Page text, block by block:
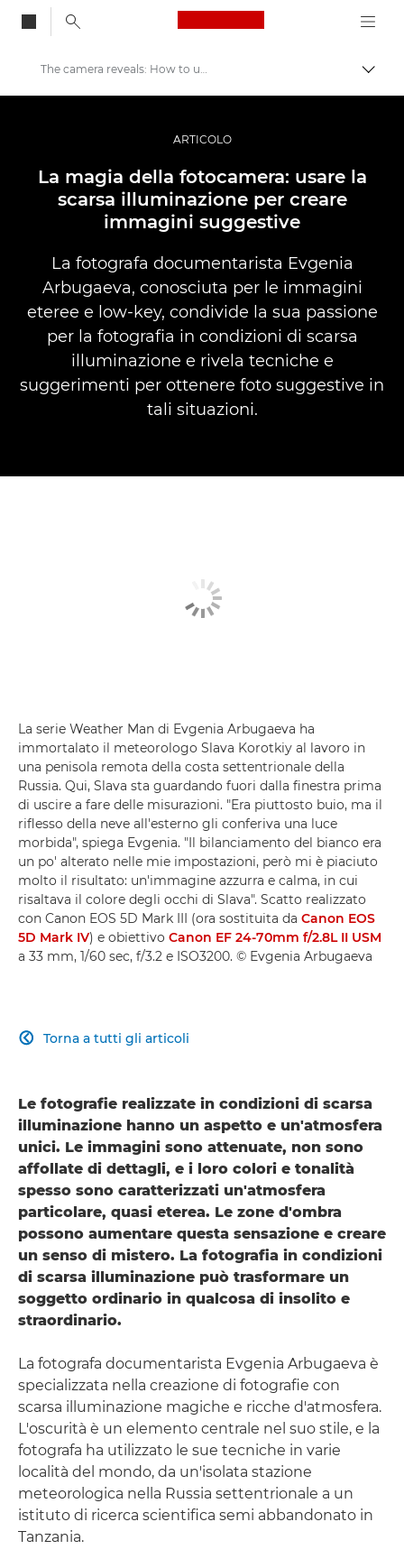
Canon Logo, back
Fotografia e video professionali
Storie
The camera reveals: How to use low light to create atmospheric images
ARTICOLO
La magia della fotocamera: usare la
scarsa illuminazione per creare
immagini suggestive
La fotografa documentarista Evgenia
Arbugaeva, conosciuta per le immagini
eteree e low-key, condivide la sua passione
per la fotografia in condizioni di scarsa
illuminazione e rivela tecniche e
suggerimenti per ottenere foto suggestive in
tali situazioni.
La serie Weather Man di Evgenia Arbugaeva ha
immortalato il meteorologo Slava Korotkiy al lavoro in
una penisola remota della costa settentrionale della
Russia. Qui, Slava sta guardando fuori dalla finestra prima
di uscire a fare delle misurazioni. "Era piuttosto buio, ma il
riflesso della neve all'esterno gli conferiva una luce
morbida", spiega Evgenia. "Il bilanciamento del bianco era
un po' alterato nelle mie impostazioni, però mi è piaciuto
molto il risultato: un'immagine azzurra e calma, in cui
risaltava il colore degli occhi di Slava". Scatto realizzato
con Canon EOS 5D Mark III (ora sostituita da Canon EOS
5D Mark IV) e obiettivo Canon EF 24-70mm f/2.8L II USM
a 33 mm, 1/60 sec, f/3.2 e ISO3200. © Evgenia Arbugaeva
Torna a tutti gli articoli

Le fotografie realizzate in condizioni di scarsa
illuminazione hanno un aspetto e un'atmosfera
unici. Le immagini sono attenuate, non sono
affollate di dettagli, e i loro colori e tonalità
spesso sono caratterizzati un'atmosfera
particolare, quasi eterea. Le zone d'ombra
possono aumentare questa sensazione e creare
un senso di mistero. La fotografia in condizioni
di scarsa illuminazione può trasformare un
soggetto ordinario in qualcosa di insolito e
straordinario.
La fotografa documentarista Evgenia Arbugaeva è
specializzata nella creazione di fotografie con
scarsa illuminazione magiche e ricche d'atmosfera.
L'oscurità è un elemento centrale nel suo stile, e la
fotografa ha utilizzato le sue tecniche in varie
località del mondo, da un'isolata stazione
meteorologica nella Russia settentrionale a un
istituto di ricerca scientifica semi abbandonato in
Tanzania.